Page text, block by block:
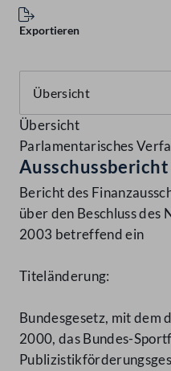
Exportieren
Übersicht
Parlamentarisches
Ausschussbericht
Bericht des
über den Beschluss des
2003 betreffend ein
Titeländerung:
Bundesgesetz, mit dem
2000, das Bundes-